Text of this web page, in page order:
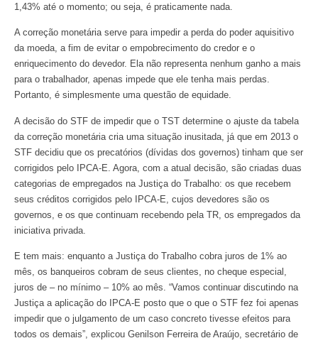
1,43% até o momento; ou seja, é praticamente nada.
A correção monetária serve para impedir a perda do poder aquisitivo
da moeda, a fim de evitar o empobrecimento do credor e o
enriquecimento do devedor. Ela não representa nenhum ganho a mais
para o trabalhador, apenas impede que ele tenha mais perdas.
Portanto, é simplesmente uma questão de equidade.
A decisão do STF de impedir que o TST determine o ajuste da tabela
da correção monetária cria uma situação inusitada, já que em 2013 o
STF decidiu que os precatórios (dívidas dos governos) tinham que ser
corrigidos pelo IPCA-E. Agora, com a atual decisão, são criadas duas
categorias de empregados na Justiça do Trabalho: os que recebem
seus créditos corrigidos pelo IPCA-E, cujos devedores são os
governos, e os que continuam recebendo pela TR, os empregados da
iniciativa privada.
E tem mais: enquanto a Justiça do Trabalho cobra juros de 1% ao
mês, os banqueiros cobram de seus clientes, no cheque especial,
juros de – no mínimo – 10% ao mês. “Vamos continuar discutindo na
Justiça a aplicação do IPCA-E posto que o que o STF fez foi apenas
impedir que o julgamento de um caso concreto tivesse efeitos para
todos os demais”, explicou Genilson Ferreira de Araújo, secretário de